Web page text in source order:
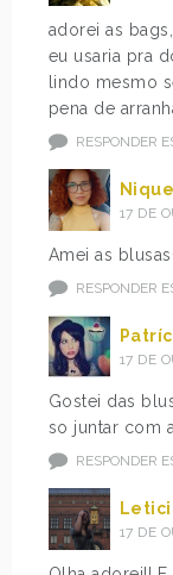
adorei as
eu usaria pra
lindo mesmo
pena de
RESPONDER
Nique
17 DE
Amei as
RESPONDER
17 DE
Gostei das
so juntar com
RESPONDER
17 DE